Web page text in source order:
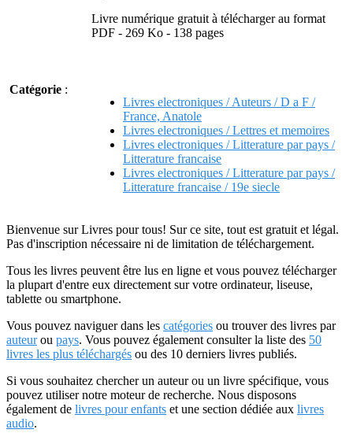
Livre numérique gratuit à télécharger au format
PDF - 269 Ko - 138 pages
Catégorie :
Livres electroniques / Auteurs / D a F /
France, Anatole
Livres electroniques / Lettres et memoires
Livres electroniques / Litterature par pays /
Litterature francaise
Livres electroniques / Litterature par pays /
Litterature francaise / 19e siecle
Bienvenue sur Livres pour tous! Sur ce site, tout est gratuit et légal.
Pas d'inscription nécessaire ni de limitation de téléchargement.
Tous les livres peuvent être lus en ligne et vous pouvez télécharger
la plupart d'entre eux directement sur votre ordinateur, liseuse,
tablette ou smartphone.
Vous pouvez naviguer dans les catégories ou trouver des livres par
auteurou pays. Vous pouvez également consulter la liste des 50
livres les plus téléchargés ou des 10 derniers livres publiés.
Si vous souhaitez chercher un auteur ou un livre spécifique, vous
pouvez utiliser notre moteur de recherche. Nous disposons
également de livres pour enfants et une section dédiée aux livres
audio.